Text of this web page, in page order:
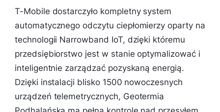
T-Mobile dostarczyło kompletny system
automatycznego odczytu ciepłomierzy oparty na
technologii Narrowband IoT, dzięki któremu
przedsiębiorstwo jest w stanie optymalizować i
inteligentnie zarządzać pozyskaną energią.
Dzięki instalacji blisko 1500 nowoczesnych
urządzeń telemetrycznych, Geotermia